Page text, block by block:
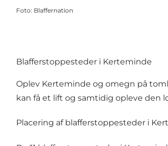
Foto: Blaffernation
Blafferstoppesteder i Kerteminde
Oplev Kerteminde og omegn på
kan få et lift og samtidig opleve den
Placering af blafferstoppesteder i